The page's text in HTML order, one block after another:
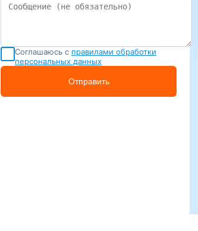
Соглашаюсь с правилами обработки
персональных данных
Отправить